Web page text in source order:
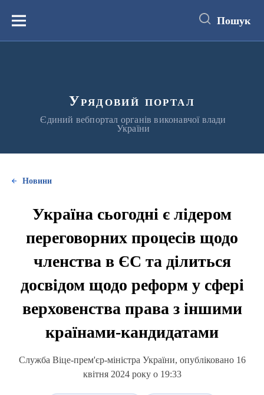
вмістуМеню Пошук
Урядовий портал
Єдиний вебпортал органів виконавчої влади
України
Новини
Україна сьогодні є лідером
переговорних процесів щодо
членства в ЄС та ділиться
досвідом щодо реформ у сфері
верховенства права з іншими
країнами-кандидатами
Служба Віце-прем'єр-міністра України, опубліковано 16
квітня 2024 року о 19:33